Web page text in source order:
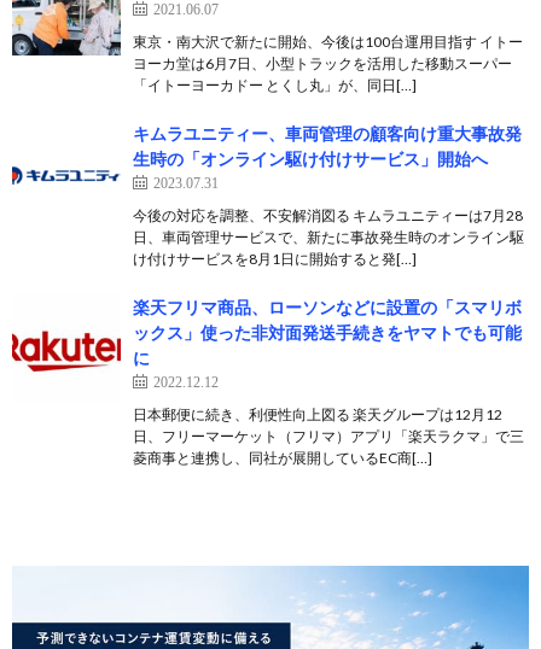
2021.06.07
東京・南大沢で新たに開始、今後は100台運用目指す イトー
ヨーカ堂は6月7日、小型トラックを活用した移動スーパー
「イトーヨーカドー とくし丸」が、同日[…]
キムラユニティー、車両管理の顧客向け重大事故発
生時の「オンライン駆け付けサービス」開始へ
2023.07.31
今後の対応を調整、不安解消図る キムラユニティーは7月28
日、車両管理サービスで、新たに事故発生時のオンライン駆
け付けサービスを8月1日に開始すると発[…]
楽天フリマ商品、ローソンなどに設置の「スマリボ
ックス」使った非対面発送手続きをヤマトでも可能
に
2022.12.12
日本郵便に続き、利便性向上図る 楽天グループは12月12
日、フリーマーケット（フリマ）アプリ「楽天ラクマ」で三
菱商事と連携し、同社が展開しているEC商[…]